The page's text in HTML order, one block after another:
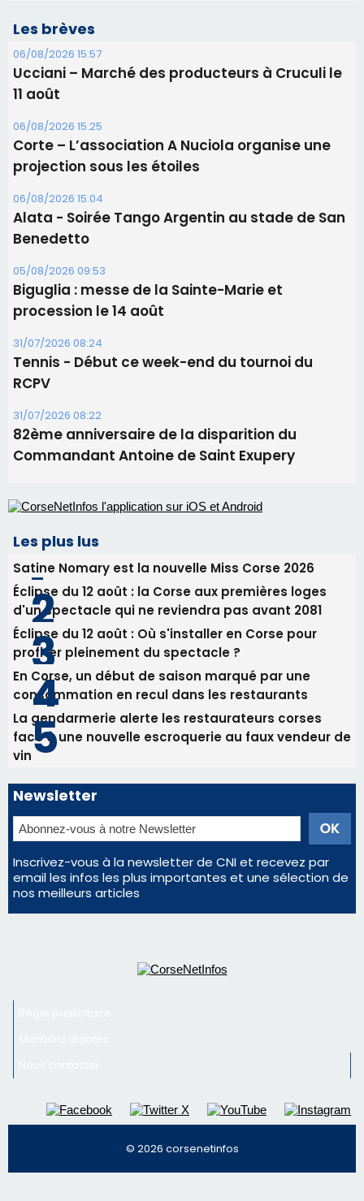
Alata - Soirée Tango Argentin au stade de San
Benedetto
05/08/2026 09:53
Biguglia : messe de la Sainte-Marie et
procession le 14 août
31/07/2026 08:24
Tennis - Début ce week-end du tournoi du
RCPV
31/07/2026 08:22
82ème anniversaire de la disparition du
Commandant Antoine de Saint Exupery
Les plus lus
Satine Nomary est la nouvelle Miss Corse 2026
d'un spectacle qui ne reviendra pas avant 2081
Éclipse du 12 août : Où s'installer en Corse pour
profiter pleinement du spectacle ?
consommation en recul dans les restaurants
face à une nouvelle escroquerie au faux vendeur de
vin
Newsletter
Inscrivez-vous à la newsletter de CNI et recevez par
email les infos les plus importantes et une sélection de
nos meilleurs articles
Régie publicitaire
Nous contacter
© 2026 corsenetinfos